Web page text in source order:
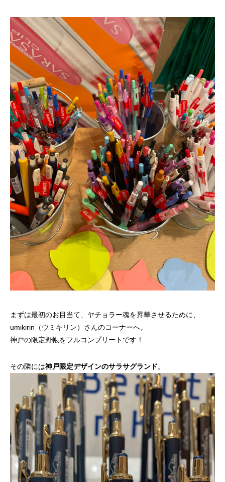
まずは最初のお目当て、ヤチョラー魂を昇華させるために、
umikirin（ウミキリン）さんのコーナーへ。
神戸の限定野帳をフルコンプリートです！
その隣には神戸限定デザインのサラサグランド。